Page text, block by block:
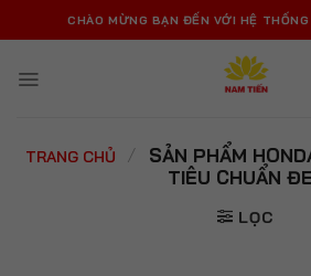
qua
dung
CHÀO MỪNG BẠN ĐẾN VỚI HỆ
TRANG CHỦ / SẢN PHẨM
TIÊU CHUẨN
LỌC